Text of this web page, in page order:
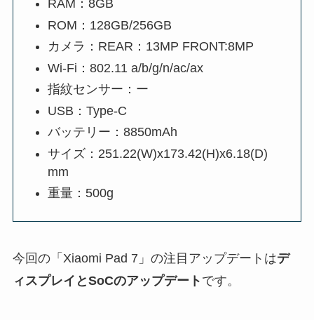
RAM：8GB
ROM：128GB/256GB
カメラ：REAR：13MP FRONT:8MP
Wi-Fi：802.11 a/b/g/n/ac/ax
指紋センサー：ー
USB：Type-C
バッテリー：8850mAh
サイズ：251.22(W)x173.42(H)x6.18(D)
mm
重量：500g
今回の「Xiaomi Pad 7」の注目アップデートはデ
ィスプレイとSoCのアップデート です。